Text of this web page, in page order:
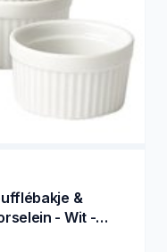
&
- Wit -
6 Stuks